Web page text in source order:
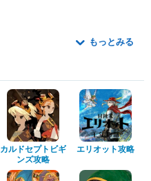
もっとみる
カルドセプトビギ
ンズ攻略
エリオット攻略